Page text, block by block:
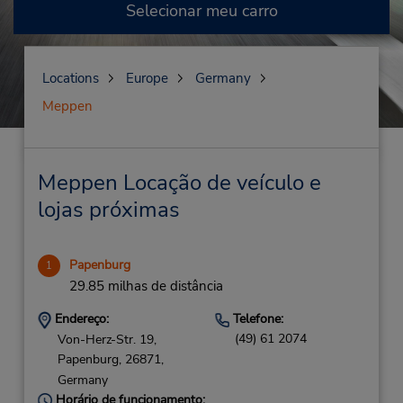
Selecionar meu carro
Locations Europe
Germany
Meppen
Meppen Locação de veículo e
lojas próximas
1 Papenburg
29.85 milhas de distância
Endereço:
Von-Herz-Str. 19,
Papenburg, 26871,
Germany
Telefone:
(49) 61 2074